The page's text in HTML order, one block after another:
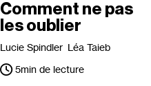
Comment ne pas
les oublier
Lucie Spindler Léa Taieb
5min de lecture